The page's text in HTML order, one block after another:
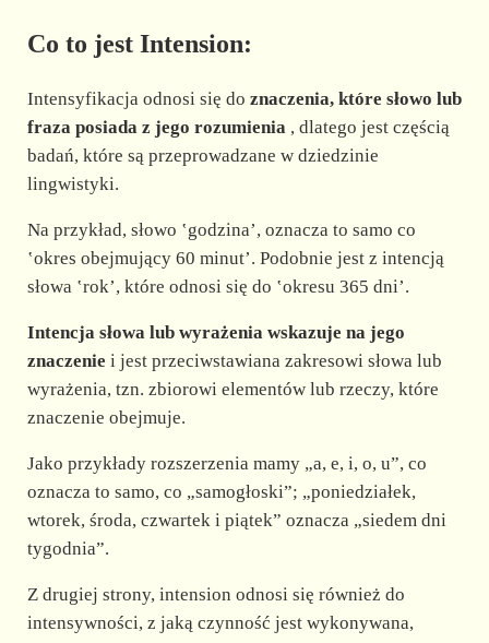
i
d
e
o
Co to jest Intension:
Intensyfikacja odnosi się do znaczenia, które słowo lub
fraza posiada z jego rozumienia, dlatego jest częścią
badań, które są przeprowadzane w dziedzinie
lingwistyki.
Na przykład, słowo ʽgodzinaʼ, oznacza to samo co
ʽokres obejmujący 60 minutʼ. Podobnie jest z intencją
słowa ʽrokʼ, które odnosi się do ʽokresu 365 dniʼ.
Intencja słowa lub wyrażenia wskazuje na jego
znaczenie i jest przeciwstawiana zakresowi słowa lub
wyrażenia, tzn. zbiorowi elementów lub rzeczy, które
znaczenie obejmuje.
Jako przykłady rozszerzenia mamy „a, e, i, o, u”, co
oznacza to samo, co „samogłoski”; „poniedziałek,
wtorek, środa, czwartek i piątek” oznacza „siedem dni
tygodnia”.
Z drugiej strony, intension odnosi się również do
intensywności, z jaką czynność jest wykonywana,